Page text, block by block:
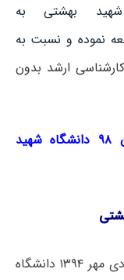
بهشتی به
نموده و نسبت به
کارشناسی ارشد بدون
رشته های کارشناسی ارشد بدون آزمون ۹۸ دانشگاه شهید
۱- دانشجویان دوره کارشناسی پیوسته ورودی مهر ۱۳۹۴ دانشگاه